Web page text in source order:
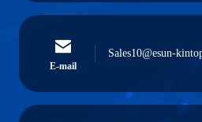
E-mail
Sales10@esun-